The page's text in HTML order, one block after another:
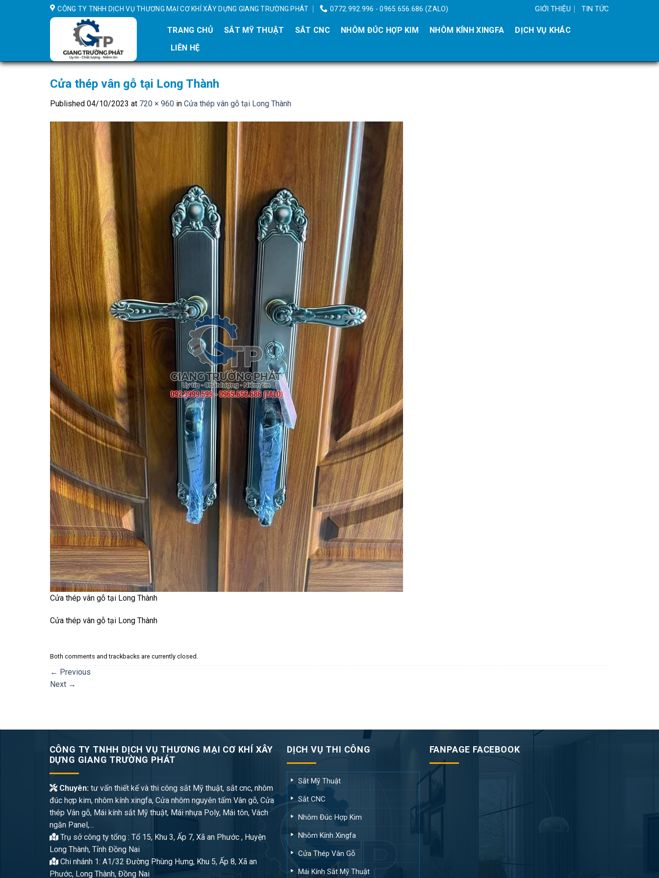
CÔNG TY TNHH DỊCH VỤ THƯƠNG MẠI CƠ KHÍ XÂY DỰNG GIANG TRƯỜNG PHÁT 0772.992.996 - 0965.656.686 (ZALO) GIỚI THIỆU TIN TỨC
TRANG CHỦ SẮT MỸ THUẬT SẮT CNC NHÔM ĐÚC HỢP KIM NHÔM KÍNH XINGFA
DỊCH VỤ KHÁC
LIÊN HỆ
Cửa thép vân gỗ tại Long Thành
Published 04/10/2023 at 720 × 960 in Cửa thép vân gỗ tại Long Thành
Cửa thép vân gỗ tại Long Thành
Cửa thép vân gỗ tại Long Thành
Both comments and trackbacks are currently closed.
← Previous
Next →
CÔNG TY TNHH DỊCH VỤ THƯƠNG MẠI CƠ KHÍ XÂY
DỰNG GIANG TRƯỜNG PHÁT
Chuyên:tư vấn thiết kế và thi công sắt Mỹ thuật, sắt cnc, nhôm
đúc hợp kim, nhôm kính xingfa, Cửa nhôm nguyên tấm Vân gỗ, Cửa
thép Vân gỗ, Mái kính sắt Mỹ thuật, Mái nhựa Poly, Mái tôn, Vách
ngăn Panel,…
Trụ sở công ty tổng : Tổ 15, Khu 3, Ấp 7, Xã an Phước , Huyện
Long Thành, Tỉnh Đồng Nai
Chi nhánh 1: A1/32 Đường Phùng Hưng, Khu 5, Ấp 8, Xã an
Phước, Long Thành, Đồng Nai
DỊCH VỤ THI CÔNG
Sắt Mỹ Thuật
Sắt CNC
Nhôm Đúc Hợp Kim
Nhôm Kính Xingfa
Cửa Thép Vân Gỗ
Mái Kính Sắt Mỹ Thuật
FANPAGE FACEBOOK